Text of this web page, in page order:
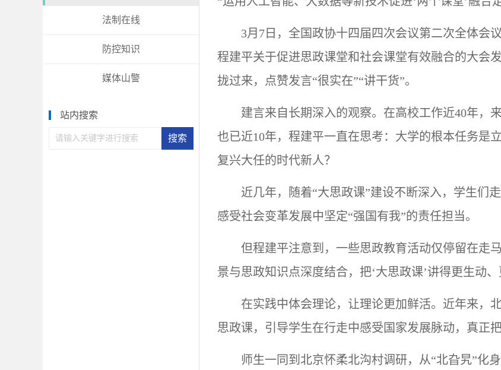
法制在线
防控知识
媒体山警
站内搜索
3月7日，全国政协十四届四次会议第二次全体会
程建平关于促进思政课堂和社会课堂有效融合的大会
拢过来，点赞发言“很实在”“讲干货”。
建言来自长期深入的观察。在高校工作近40年，
也已近10年，程建平一直在思考：大学的根本任务是
复兴大任的时代新人？
近几年，随着“大思政课”建设不断深入，学生们
感受社会变革发展中坚定“强国有我”的责任担当。
但程建平注意到，一些思政教育活动仅停留在走
景与思政知识点深度结合，把‘大思政课’讲得更生动、
在实践中体会理论，让理论更加鲜活。近年来，
思政课，引导学生在行走中感受国家发展脉动，真
师生一同到北京怀柔北沟村调研，从“北旮旯”化